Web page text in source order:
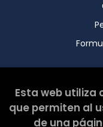
Esta web ha sido
Esta web utiliza
que permiten al
de una